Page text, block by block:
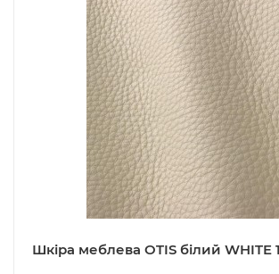
Шкіра меблева OTIS білий WHITE